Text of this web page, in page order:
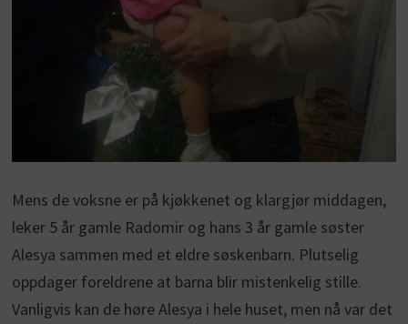
Mens de voksne er på kjøkkenet og klargjør middagen,
leker 5 år gamle Radomir og hans 3 år gamle søster
Alesya sammen med et eldre søskenbarn. Plutselig
oppdager foreldrene at barna blir mistenkelig stille.
Vanligvis kan de høre Alesya i hele huset, men nå var det